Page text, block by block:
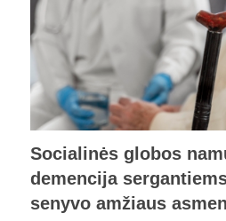
Socialinės globos
demencija
senyvo amžiaus